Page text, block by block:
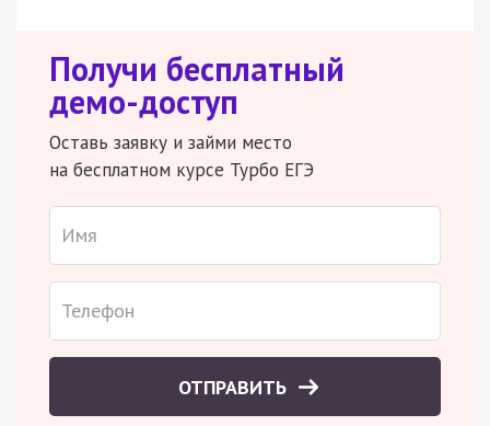
Получи бесплатный
демо-доступ
Оставь заявку и займи место
на бесплатном курсе Турбо ЕГЭ
ОТПРАВИТЬ